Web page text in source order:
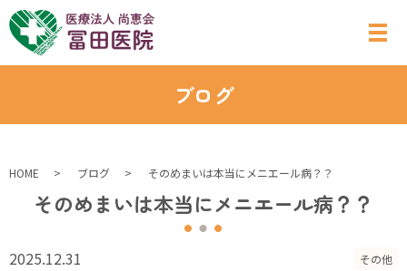
ブログ
HOME ブログ そのめまいは本当にメニエール病？？
そのめまいは本当にメニエール病？？
2025.12.31 その他